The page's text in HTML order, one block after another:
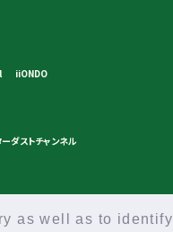
as well as to identify
iiONDO
ーダストチャンネル